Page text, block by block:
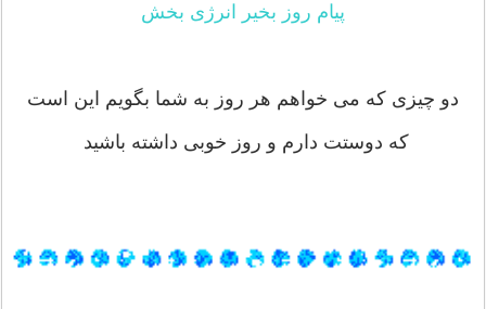
پیام روز بخیر انرژی بخش
دو چیزی که می خواهم هر روز به شما بگویم این است
که دوستت دارم و روز خوبی داشته باشید